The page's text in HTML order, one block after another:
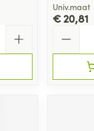
Univ.maat
€ 20,81